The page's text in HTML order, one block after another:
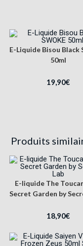
E-Liquide Bisou Black
50ml
19,90€
Produits
E-liquide The
Secret Garden by
18,90€